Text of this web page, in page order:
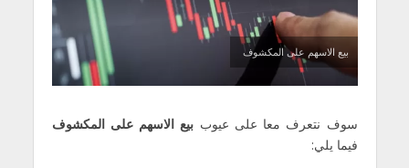
بيع الاسهم على المكشوف
سوف نتعرف معا على عيوب بيع الاسهم على المكشوف
فيما يلي: